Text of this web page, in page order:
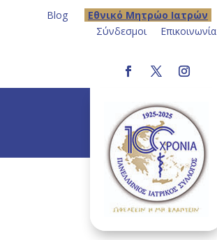
Blog Eθνικό Μητρώο Ιατρών
Σύνδεσμοι
Επικοινωνία